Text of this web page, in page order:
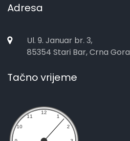
Adresa
Ul. 9. Januar br. 3,
85354 Stari Bar, Crna Gora
Tačno vrijeme